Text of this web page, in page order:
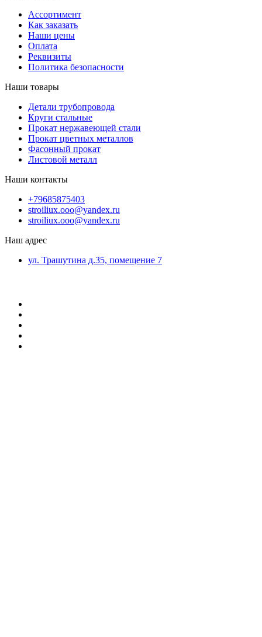
Ассортимент
Как заказать
Наши цены
Оплата
Реквизиты
Политика безопасности
Наши товары
Детали трубопровода
Круги стальные
Прокат нержавеющей стали
Прокат цветных металлов
Фасонный прокат
Листовой металл
Наши контакты
+79685875403
stroiliux.ooo@yandex.ru
stroiliux.ooo@yandex.ru
Наш адрес
ул. Трашутина д.35, помещение 7